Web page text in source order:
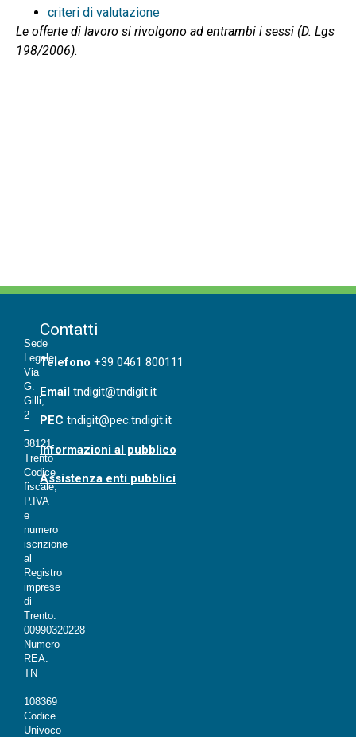
criteri di valutazione
Le offerte di lavoro si rivolgono ad entrambi i sessi (D. Lgs
198/2006).
Sede
Legale:
Via
G.
Gilli,
2
–
38121
Trento
Codice
fiscale,
P.IVA
e
numero
iscrizione
al
Registro
imprese
di
Trento:
00990320228
Numero
REA:
TN
–
108369
Codice
Univoco
Telefono +39 0461 800111
Email tndigit@tndigit.it
PEC tndigit@pec.tndigit.it
Informazioni al pubblico
Assistenza enti pubblici
Contatti